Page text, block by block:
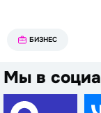
БИЗНЕС
Мы в